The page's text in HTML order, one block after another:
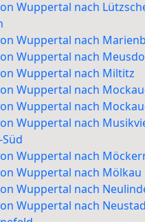
Wuppertal nach
Wuppertal nach
Wuppertal nach
Wuppertal nach Miltitz
Wuppertal nach
Wuppertal nach
Wuppertal nach
Wuppertal nach
Wuppertal nach Mölkau
Wuppertal nach
Wuppertal nach